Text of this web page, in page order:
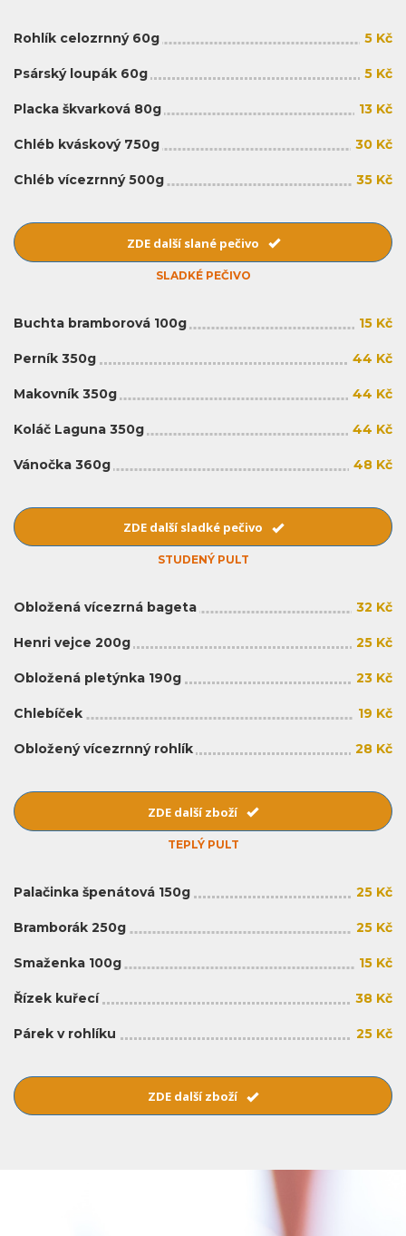
Rohlík celozrnný 60g 5 Kč
Psárský loupák 60g 5 Kč
Placka škvarková 80g 13 Kč
Chléb kváskový 750g 30 Kč
Chléb vícezrnný 500g 35 Kč
ZDE další slané pečivo
SLADKÉ PEČIVO
Buchta bramborová 100g 15 Kč
Perník 350g 44 Kč
Makovník 350g 44 Kč
Koláč Laguna 350g 44 Kč
Vánočka 360g 48 Kč
ZDE další sladké pečivo
STUDENÝ PULT
Obložená vícezrná bageta 32 Kč
Henri vejce 200g 25 Kč
Obložená pletýnka 190g 23 Kč
Chlebíček 19 Kč
Obložený vícezrnný rohlík 28 Kč
ZDE další zboží
TEPLÝ PULT
Palačinka špenátová 150g 25 Kč
Bramborák 250g 25 Kč
Smaženka 100g 15 Kč
Řízek kuřecí 38 Kč
Párek v rohlíku 25 Kč
ZDE další zboží